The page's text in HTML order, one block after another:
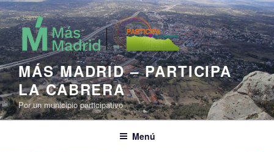
Saltar
al
contenido
MÁS MADRID – PARTICIPA
LA CABRERA
Por un municipio participativo
Menú